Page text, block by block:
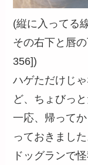
(縦に入ってる
その右下と唇
356])
ハゲただけじ
ど、ちょびっ
一応、帰って
っておきました
ドッグランで